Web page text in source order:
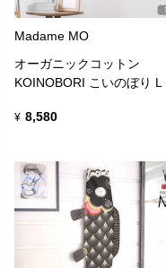
Madame MO
オーガニックコットン
KOINOBORI こいのぼり L
¥ 8,580